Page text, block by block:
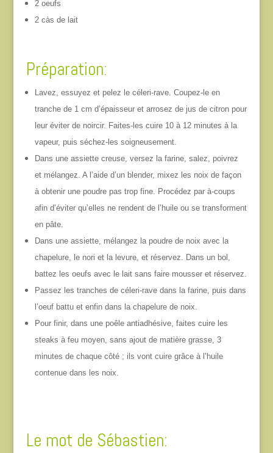
2 oeufs
2 càs de lait
Préparation:
Lavez, essuyez et pelez le céleri-rave. Coupez-le en
tranche de 1 cm d’épaisseur et arrosez de jus de citron pour
leur éviter de noircir. Faites-les cuire 10 à 12 minutes à la
vapeur, puis séchez-les soigneusement.
Dans une assiette creuse, versez la farine, salez, poivrez
et mélangez. A l’aide d’un blender, mixez les noix de façon
à obtenir une poudre pas trop fine. Procédez par à-coups
afin d’éviter qu’elles ne rendent de l’huile ou se transforment
en pâte.
Dans une assiette, mélangez la poudre de noix avec la
chapelure, le nori et la levure, et réservez. Dans un bol,
battez les oeufs avec le lait sans faire mousser et réservez.
Passez les tranches de céleri-rave dans la farine, puis dans
l’oeuf battu et enfin dans la chapelure de noix.
Pour finir, dans une poêle antiadhésive, faites cuire les
steaks à feu moyen, sans ajout de matière grasse, 3
minutes de chaque côté ; ils vont cuire grâce à l’huile
contenue dans les noix.
Le mot de Sébastien: